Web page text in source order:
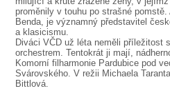
DÁLE
proměnily v touhu po strašné
Benda, je významný představitel
a klasicismu.
Diváci VČD už léta neměli příležitost
orchestrem. Tentokrát ji mají,
Komorní filharmonie Pardubice pod
Svárovského. V režii Michaela
Bittlová.